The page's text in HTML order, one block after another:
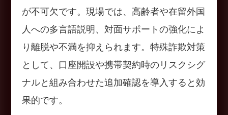
が不可欠です。現場では、高齢者や在留外国
人への多言語説明、対面サポートの強化によ
り離脱や不満を抑えられます。特殊詐欺対策
として、口座開設や携帯契約時のリスクシグ
ナルと組み合わせた追加確認を導入すると効
果的です。